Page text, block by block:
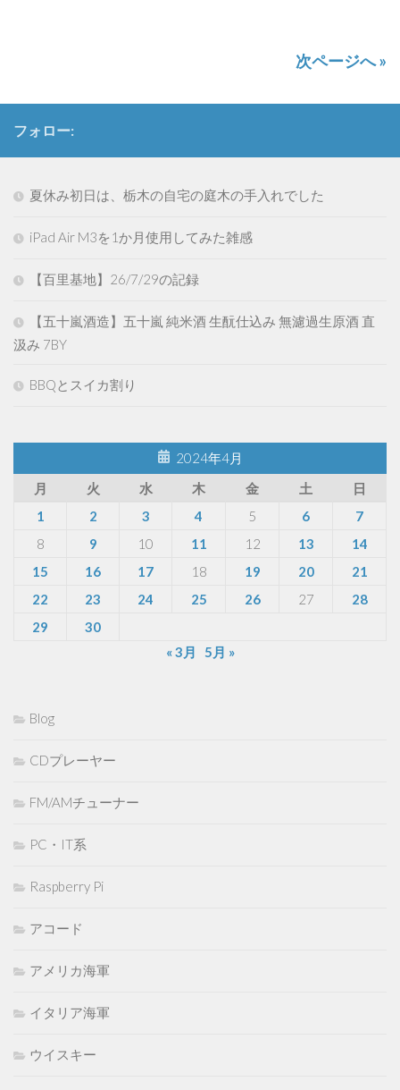
次ページへ »
フォロー:
夏休み初日は、栃木の自宅の庭木の手入れでした
iPad Air M3を1か月使用してみた雑感
【百里基地】26/7/29の記録
【五十嵐酒造】五十嵐 純米酒 生酛仕込み 無濾過生原酒 直
汲み 7BY
BBQとスイカ割り
2024年4月
月
火 水 木 金 土
日
1
2 3 4 5 6
7
8
9 10 11 12 13
14
15
16 17 18 19 20
21
22
23 24 25 26 27
28
29
30
« 3月
5月 »
Blog
CDプレーヤー
FM/AMチューナー
PC・IT系
Raspberry Pi
アコード
アメリカ海軍
イタリア海軍
ウイスキー